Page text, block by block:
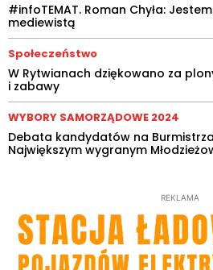
#infoTEMAT. Roman Chyła:
mediewistą
Społeczeństwo
W Rytwianach dziękowano za
i zabawy
WYBORY SAMORZĄDOWE 2024
Debata kandydatów na
Największym wygranym
REKLAMA